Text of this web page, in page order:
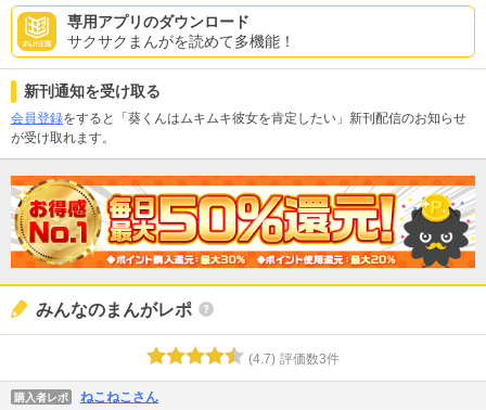
専用アプリのダウンロード
サクサクまんがを読めて多機能！
新刊通知を受け取る
会員登録をすると「葵くんはムキムキ彼女を肯定したい」新刊配信のお知らせ
が受け取れます。
みんなのまんがレポ
(4.7) 評価数3件
購入者レポ ねこねこさん